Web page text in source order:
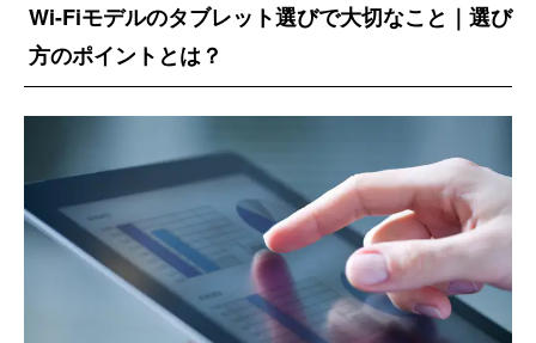
Wi-Fiモデルのタブレット選びで大切なこと｜選び
方のポイントとは？